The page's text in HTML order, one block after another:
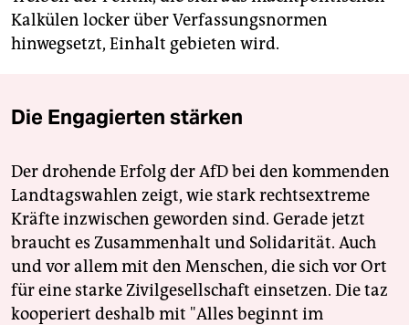
Kalkülen locker über Verfassungsnormen
hinwegsetzt, Einhalt gebieten wird.
Die Engagierten stärken
Der drohende Erfolg der AfD bei den kommenden
Landtagswahlen zeigt, wie stark rechtsextreme
Kräfte inzwischen geworden sind. Gerade jetzt
braucht es Zusammenhalt und Solidarität. Auch
und vor allem mit den Menschen, die sich vor Ort
für eine starke Zivilgesellschaft einsetzen. Die taz
kooperiert deshalb mit "Alles beginnt im